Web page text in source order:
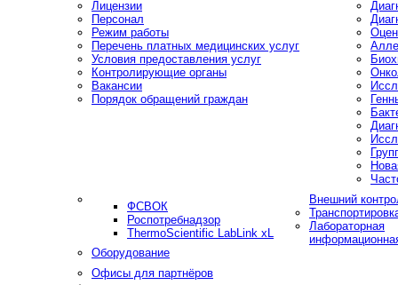
Лицензии
Персонал
Режим работы
Перечень платных медицинских услуг
Условия предоставления услуг
Контролирующие органы
Вакансии
Порядок обращений граждан
Внешний
ФСВОК
Роспотребнадзор
ThermoScientific LabLink xL
Лабораторная
Оборудование
Офисы для партнёров